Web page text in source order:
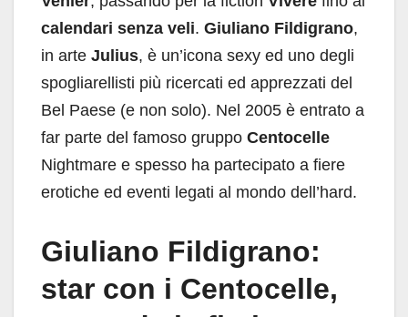
calendari senza veli. Giuliano Fildigrano,
in arte Julius, è un’icona sexy ed uno degli
spogliarellisti più ricercati ed apprezzati del
Bel Paese (e non solo). Nel 2005 è entrato a
far parte del famoso gruppo Centocelle
Nightmare e spesso ha partecipato a fiere
erotiche ed eventi legati al mondo dell’hard.
Giuliano Fildigrano:
star con i Centocelle,